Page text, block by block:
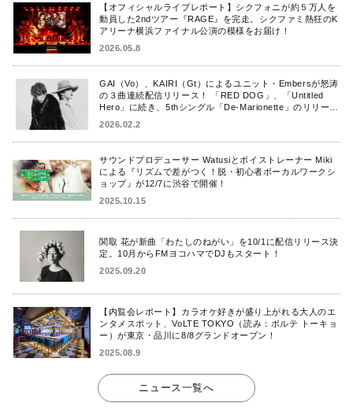
【オフィシャルライブレポート】シクフォニが約５万人を
動員した2ndツアー『RAGE』を完走。シクファミ熱狂のK
アリーナ横浜ファイナル公演の模様をお届け！
2026.05.8
GAI（Vo）、KAIRI（Gt）によるユニット・Embersが怒涛
の３曲連続配信リリース！ 「RED DOG」、「Untitled
Hero」に続き、5thシングル「De-Marionette」のリリース
2026.02.2
サウンドプロデューサー Watusiとボイストレーナー Miki
による『リズムで差がつく！脱・初心者ボーカルワークシ
ョップ』が12/7に渋谷で開催！
2025.10.15
関取 花が新曲「わたしのねがい」を10/1に配信リリース決
定。10月からFMヨコハマでDJもスタート！
2025.09.20
【内覧会レポート】カラオケ好きが盛り上がれる大人のエ
ンタメスポット、VoLTE TOKYO（読み：ボルテ トーキョ
ー）が東京・品川に8/8グランドオープン！
2025.08.9
ニュース一覧へ